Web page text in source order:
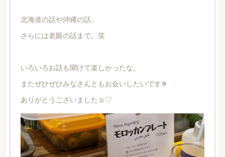
北海道の話や沖縄の話、
さらには老眼の話まで。笑
いろいろお話も聞けて楽しかったな。
またぜひぜひみなさんともお会いしたいです✵
ありがとうございました☺︎♡